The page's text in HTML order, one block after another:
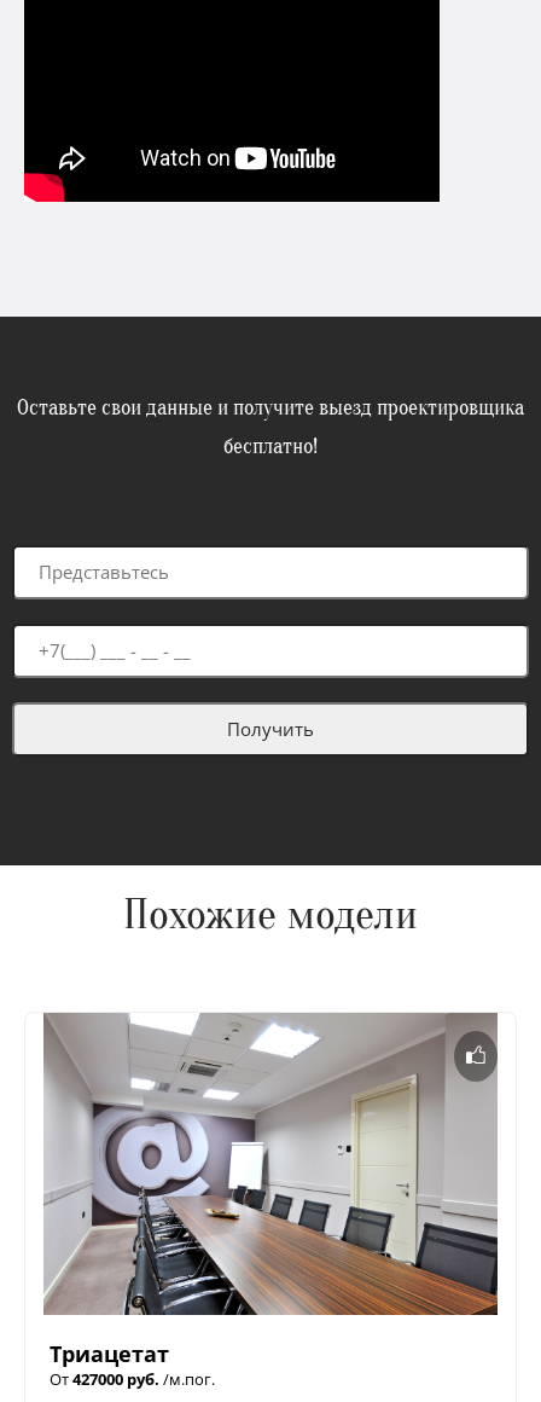
Оставьте свои данные и получите выезд проектировщика
бесплатно!
Похожие модели
Триацетат
От427000 руб. /м.пог.